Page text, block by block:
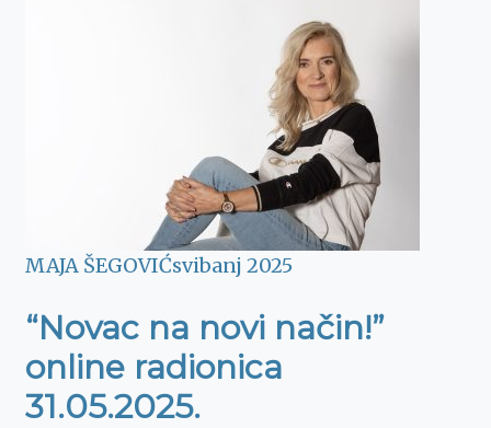
MAJA ŠEGOVIĆsvibanj 2025
“Novac na novi način!”
online radionica
31.05.2025.